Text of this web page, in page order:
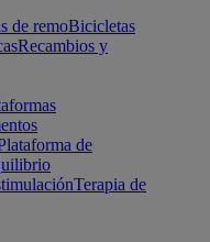
de remoBicicletas
Recambios y
de
Terapia de